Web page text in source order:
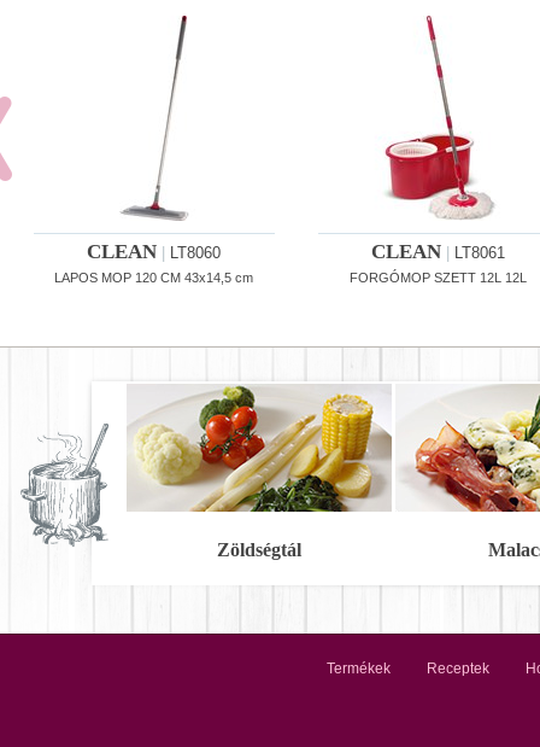
CLEAN LT8060
LAPOS MOP 120 CM 43x14,5 cm
CLEAN LT8061
FORGÓMOP SZETT 12L 12L
Zöldségtál
Termékek Receptek